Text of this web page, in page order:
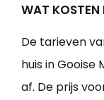
WAT KOSTEN
De tarieven
huis in Gooise
af. De prijs